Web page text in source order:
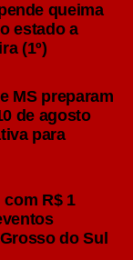
queima
estado a
(1º)
MS preparam
de agosto
para
R$ 1
do Sul